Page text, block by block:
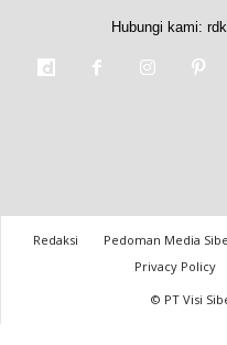
Hubungi kami:
Redaksi Pedoman Media
Privacy Policy
© PT Visi